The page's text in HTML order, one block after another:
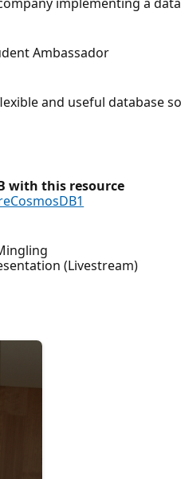
Ambassador
and useful database
with this resource
(Livestream)